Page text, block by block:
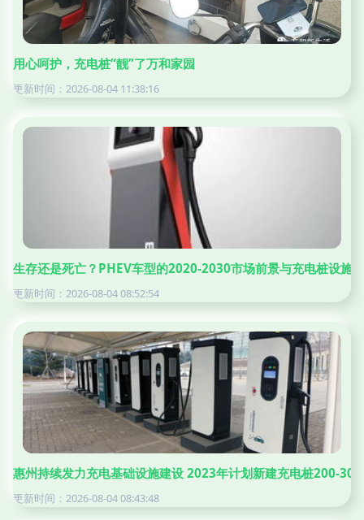
用心呵护，充电桩“靓”了万和家园
更新时间：2026-08-04 11:38:16
生存还是死亡？PHEV车型的2020-2030市场前景与充电桩设施
更新时间：2026-08-04 08:52:54
惠州持续发力充电基础设施建设 2023年计划新建充电桩200-
更新时间：2026-08-04 08:43:48